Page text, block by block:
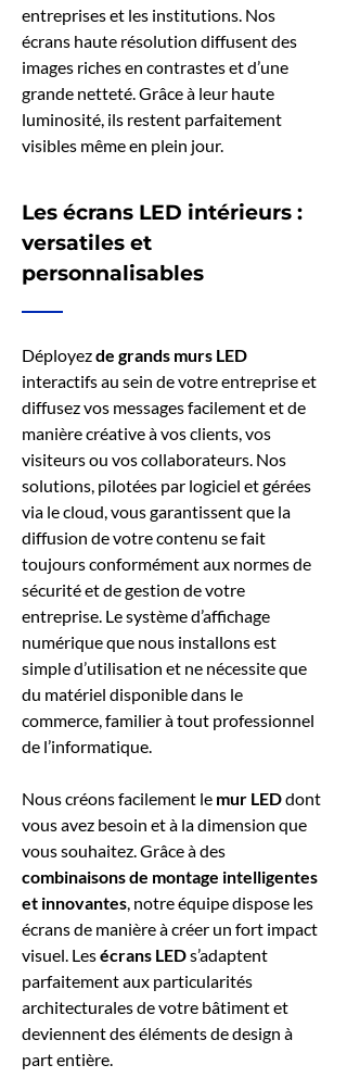
entreprises et les institutions. Nos
écrans haute résolution diffusent des
images riches en contrastes et d’une
grande netteté. Grâce à leur haute
luminosité, ils restent parfaitement
visibles même en plein jour.
Les écrans LED intérieurs :
versatiles et
personnalisables
Déployezde grands murs LED
interactifs au sein de votre entreprise et
diffusez vos messages facilement et de
manière créative à vos clients, vos
visiteurs ou vos collaborateurs. Nos
solutions, pilotées par logiciel et gérées
via le cloud, vous garantissent que la
diffusion de votre contenu se fait
toujours conformément aux normes de
sécurité et de gestion de votre
entreprise. Le système d’affichage
numérique que nous installons est
simple d’utilisation et ne nécessite que
du matériel disponible dans le
commerce, familier à tout professionnel
de l’informatique.
Nous créons facilement le mur LEDdont
vous avez besoin et à la dimension que
vous souhaitez. Grâce à des
combinaisons de montage intelligentes
et innovantes, notre équipe dispose les
écrans de manière à créer un fort impact
visuel. Lesécrans LEDs’adaptent
parfaitement aux particularités
architecturales de votre bâtiment et
deviennent des éléments de design à
part entière.